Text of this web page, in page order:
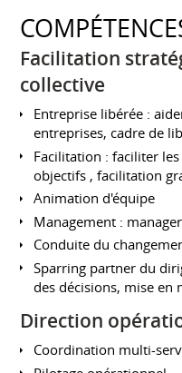
Facilitation
collective
Entreprise libérée :
entreprises, cadre de
Facilitation : faciliter
objectifs , facilitation
Animation d'équipe
Management :
Conduite du
Sparring partner du
des décisions, mise en
Direction
Coordination multi-